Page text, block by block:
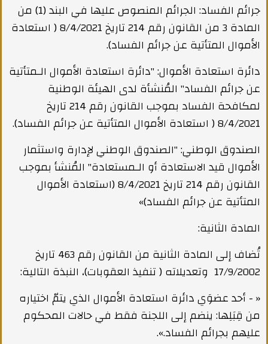
جرائم الفساد: الجرائم المنصوص عليها في البند (1) من
المادة 3 من القانون رقم 214 تاريخ 8/4/2021 ( استعادة
الأموال المتأتية عن جرائم الفساد).
دائرة استعادة الأموال: "دائرة استعادة الأموال الـمتأتية
عن جرائم الفساد" المُنشأة لدى الهيئة الوطنية
لمكافحة الفساد بموجب القانون رقم 214 تاريخ
8/4/2021 ( استعادة الأموال المتأتية عن جرائم الفساد).
الصندوق الوطني: "الصندوق الوطني لإدارة واستثمار
الأموال قيد الاستعادة أو الـمستعادة" المُنشأ بموجب
القانون رقم 214 تاريخ 8/4/2021 (استعادة الأموال
المتأتية عن جرائم الفساد)»
المادة الثانية:
تُضاف إلى المادة الثانية من القانون رقم 463 تاريخ
17/9/2002 وتعديلاته ( تنفيذ العقوبات)، النبذة التالية:
« - أحد عضوَي دائرة استعادة الأموال الذي يتمّ اختياره
من قِبَلِها: ينضم إلى اللجنة فقط في حالات المحكوم
عليهم بجرائم الفساد.».